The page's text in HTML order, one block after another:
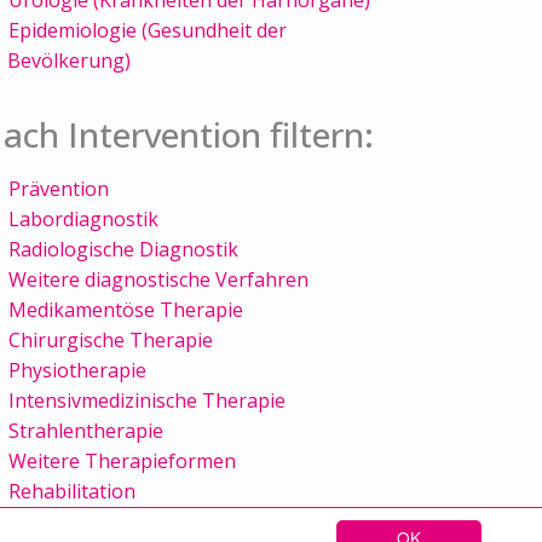
OK
Epidemiologie (Gesundheit der
Bevölkerung)
Intervention filtern:
Prävention
Labordiagnostik
Radiologische Diagnostik
Weitere diagnostische Verfahren
Medikamentöse Therapie
Chirurgische Therapie
Physiotherapie
Intensivmedizinische Therapie
Strahlentherapie
Weitere Therapieformen
Rehabilitation